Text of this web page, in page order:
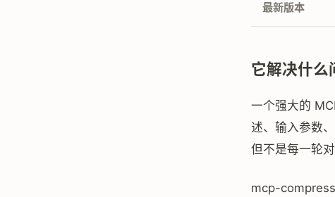
最新版本
它解决什么
一个强大的
述、输入参数
但不是每一轮
mcp-